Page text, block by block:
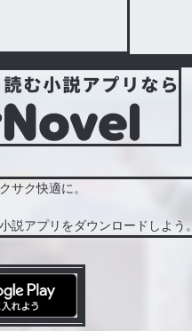
サク快適に。
説アプリをダウンロードしよう。